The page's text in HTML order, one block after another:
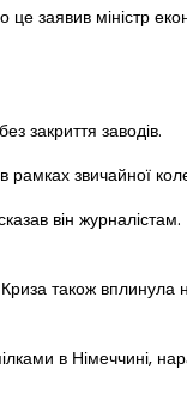
міністр
закриття заводів.
звичайної
він журналістам.
також
в Німеччині,